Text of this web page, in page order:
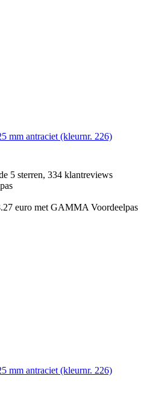
mm antraciet (kleurnr. 226)
5 sterren, 334 klantreviews
euro met GAMMA Voordeelpas
mm antraciet (kleurnr. 226)